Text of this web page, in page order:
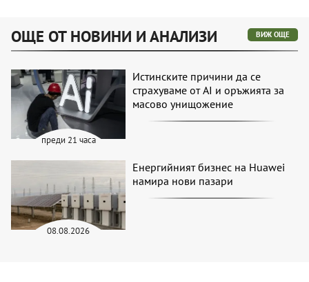
ОЩЕ ОТ НОВИНИ И АНАЛИЗИ ВИЖ ОЩЕ
преди 21 часа
Истинските причини да се
страхуваме от AI и оръжията за
масово унищожение
08.08.2026
Енергийният бизнес на Huawei
намира нови пазари